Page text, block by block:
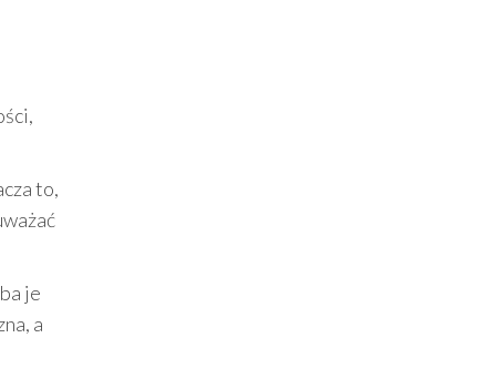
to,
je
a